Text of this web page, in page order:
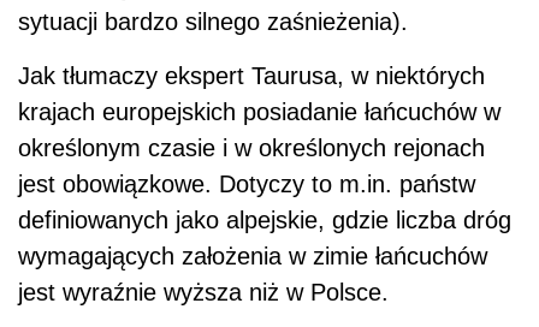
sytuacji bardzo silnego zaśnieżenia).
Jak tłumaczy ekspert Taurusa, w niektórych
krajach europejskich posiadanie łańcuchów w
określonym czasie i w określonych rejonach
jest obowiązkowe. Dotyczy to m.in. państw
definiowanych jako alpejskie, gdzie liczba dróg
wymagających założenia w zimie łańcuchów
jest wyraźnie wyższa niż w Polsce.